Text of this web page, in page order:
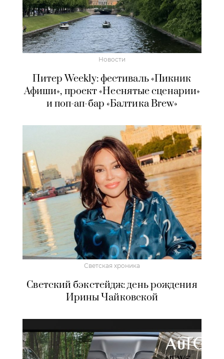
Новости
Питер Weekly: фестиваль «Пикник
Афиши», проект «Неснятые сценарии»
и поп-ап-бар «Балтика Brew»
Светская хроника
Светский бэкстейдж: день рождения
Ирины Чайковской